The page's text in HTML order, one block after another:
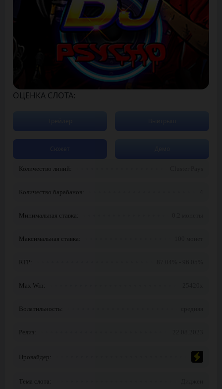
ОЦЕНКА СЛОТА:
Количество линий:
Количество барабанов:
Минимальная ставка:
Максимальная ставка:
RTP:
Max Win:
Волатильность:
Релиз:
Провайдер:
Тема слота:
Сюжет